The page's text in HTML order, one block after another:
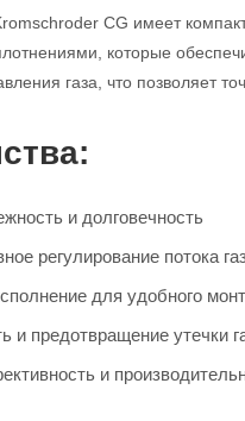
CG имеет
которые
газа, что позволяет
и долговечность
регулирование потока
для удобного
и предотвращение утечки
и